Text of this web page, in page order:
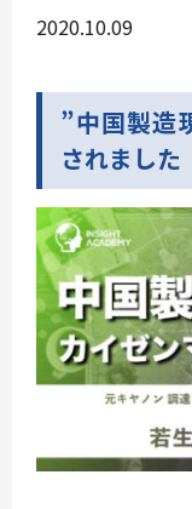
2020.10.09
”中国製造
されました